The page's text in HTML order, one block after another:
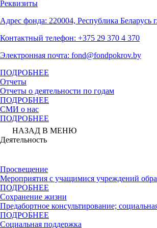
Реквизиты
Адрес фонда: 220004, Республика
Контактный телефон: +375 29 370 4 370
Электронная почта: fond@fondpokrov.by
ПОДРОБНЕЕ
Отчеты
Отчеты о деятельности по годам
ПОДРОБНЕЕ
СМИ о нас
ПОДРОБНЕЕ
НАЗАД В МЕНЮ
Деятельность
Просвещение
Мероприятия с учащимися учреждений
ПОДРОБНЕЕ
Сохранение жизни
Предабортное консультирование;
ПОДРОБНЕЕ
Социальная поддержка